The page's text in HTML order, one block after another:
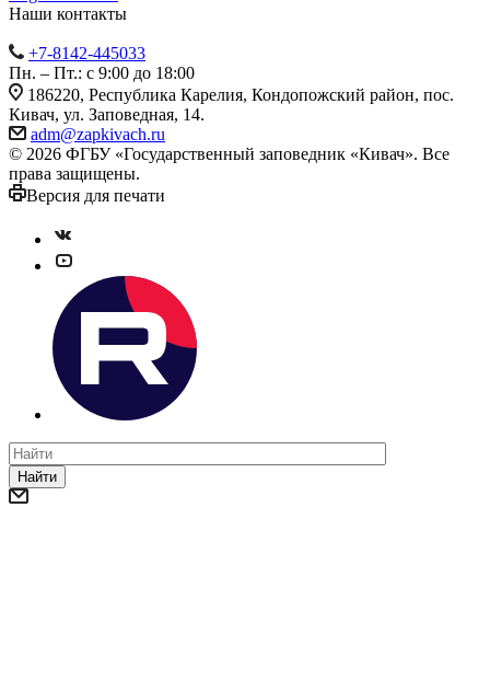
Наши контакты
+7-8142-445033
Пн. – Пт.: с 9:00 до 18:00
186220, Республика Карелия, Кондопожский район, пос.
Кивач, ул. Заповедная, 14.
adm@zapkivach.ru
© 2026 ФГБУ «Государственный заповедник «Кивач». Все
права защищены.
Версия для печати
Найти